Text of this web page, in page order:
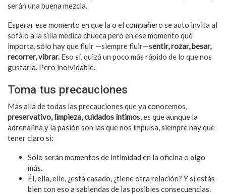
serán una buena mezcla.
Esperar ese momento en que la o el compañero se auto invita al
sofá o a la silla medica chueca pero en ese momento qué
importa, sólo hay que fluir —siempre fluir—sentir, rozar, besar,
recorrer, vibrar. Eso sí, quizá un poco más rápido de lo que nos
gustaría. Pero inolvidable.
Toma tus precauciones
Más allá de todas las precauciones que ya conocemos,
preservativo, limpieza, cuidados íntimos, es que aunque la
adrenalina y la pasión son las que nos impulsa, siempre hay que
tener claro si:
Sólo serán momentos de intimidad en la oficina o algo
más.
Él, ella, elle, ¿está casado, ¿tiene otra relación? Y si estás
bien con eso a sabiendas de las posibles consecuencias.